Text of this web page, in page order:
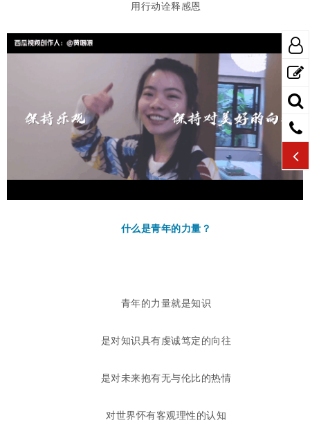
用行动诠释感恩
什么是青年的力量？
青年的力量就是知识
是对知识具有虔诚笃定的向往
是对未来抱有无与伦比的热情
对世界怀有客观理性的认知